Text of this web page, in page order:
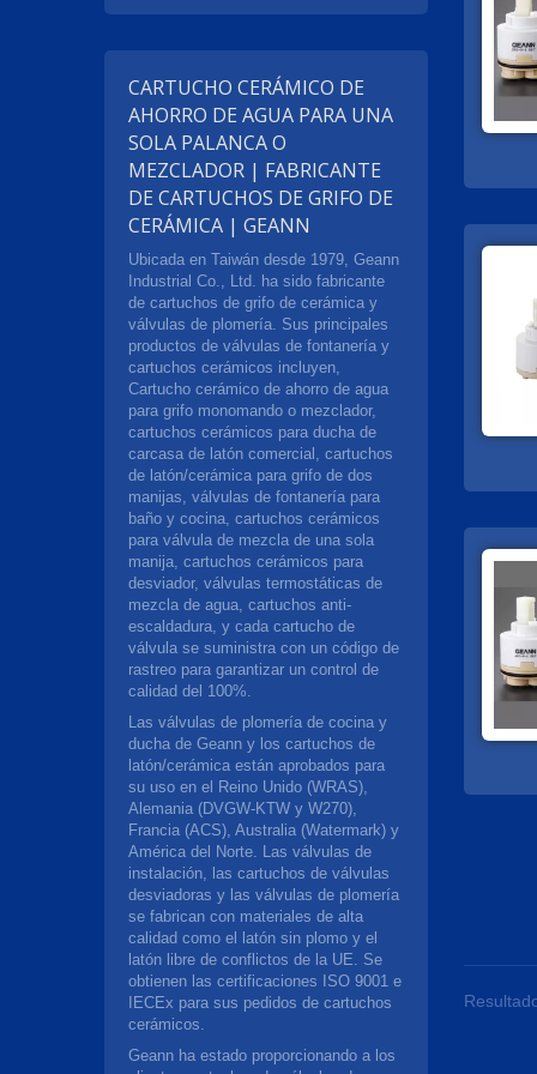
CARTUCHO CERÁMICO DE
AHORRO DE AGUA PARA UNA
SOLA PALANCA O
MEZCLADOR | FABRICANTE
DE CARTUCHOS DE GRIFO DE
CERÁMICA | GEANN
Ubicada en Taiwán desde 1979, Geann
Industrial Co., Ltd. ha sido fabricante
de cartuchos de grifo de cerámica y
válvulas de plomería. Sus principales
productos de válvulas de fontanería y
cartuchos cerámicos incluyen,
Cartucho cerámico de ahorro de agua
para grifo monomando o mezclador,
cartuchos cerámicos para ducha de
carcasa de latón comercial, cartuchos
de latón/cerámica para grifo de dos
manijas, válvulas de fontanería para
baño y cocina, cartuchos cerámicos
para válvula de mezcla de una sola
manija, cartuchos cerámicos para
desviador, válvulas termostáticas de
mezcla de agua, cartuchos anti-
escaldadura, y cada cartucho de
válvula se suministra con un código de
rastreo para garantizar un control de
calidad del 100%.
Las válvulas de plomería de cocina y
ducha de Geann y los cartuchos de
latón/cerámica están aprobados para
su uso en el Reino Unido (WRAS),
Alemania (DVGW-KTW y W270),
Francia (ACS), Australia (Watermark) y
América del Norte. Las válvulas de
instalación, las cartuchos de válvulas
desviadoras y las válvulas de plomería
se fabrican con materiales de alta
calidad como el latón sin plomo y el
latón libre de conflictos de la UE. Se
obtienen las certificaciones ISO 9001 e
IECEx para sus pedidos de cartuchos
cerámicos.
Geann ha estado proporcionando a los